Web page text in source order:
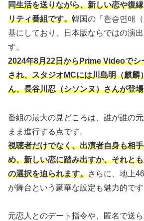
同生活を送りながら、新しい恋や復
リティ番組です。韓国の「환승연애
基にしており、日本版ならではの演
す。
2024年8月22日からPrime Videoでシ
され、スタジオMCには川島明（麒麟
ん、長谷川忍（シソンヌ）さんが登
番組の最大の見どころは、誰が誰の
まま進行する点です。
視聴者だけでなく、出演者自身も相
め、新しい恋に踏み出すか、それと
の選択を迫られます。さらに、地上
が舞台という豪華な設定も魅力的です
元恋人とのデート指令や、匿名で送